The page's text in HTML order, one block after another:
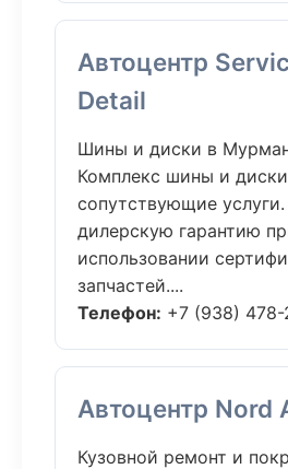
Автоцентр
Detail
Шины и диски в
Комплекс шины и
сопутствующие
дилерскую гарантию
использовании
запчастей....
Телефон: +7 (938)
Автоцентр Nord
Кузовной ремонт и